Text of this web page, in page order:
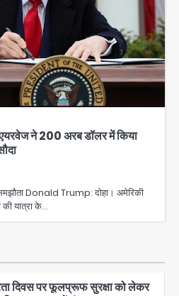
ने 200 अरब डॉलर में किया
Donald Trump: दोहा। अमेरिकी
की यात्रा के…
Assembly seat: बसपा के
विधायक उमाशंकर सिंह का निधन, दो
से जूझ रहे थे
Kumar
लाल ने गोद में उठाकर दिया
का सहारा
1.0: वीजा शर्तों का उल्लंघन
11 बांग्लादेशी नागरिक सेंट्रल जिला
हत्थे चढ़े